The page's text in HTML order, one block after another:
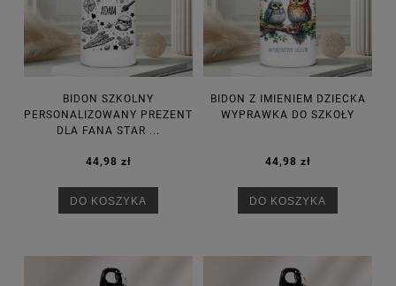
BIDON SZKOLNY
PERSONALIZOWANY PREZENT
DLA FANA STAR ...
44,98 zł
DO KOSZYKA
BIDON Z IMIENIEM DZIECKA
WYPRAWKA DO SZKOŁY
44,98 zł
DO KOSZYKA